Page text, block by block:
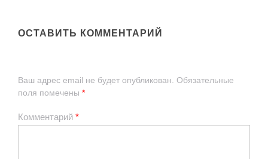
ОСТАВИТЬ КОММЕНТАРИЙ
Ваш адрес email не будет опубликован. Обязательные
поля помечены *
Комментарий *